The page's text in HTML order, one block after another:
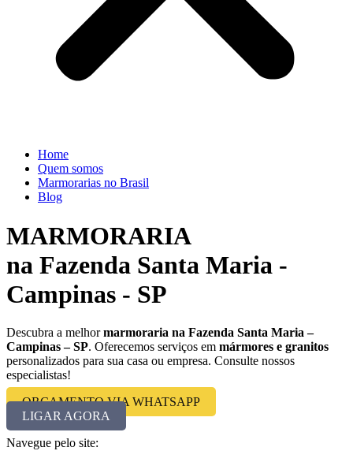
Home
Quem somos
Marmorarias no Brasil
Blog
MARMORARIA
na Fazenda Santa Maria -
Campinas - SP
Descubra a melhormarmoraria na Fazenda Santa Maria –
Campinas – SP. Oferecemos serviços em mármores e granitos
personalizados para sua casa ou empresa. Consulte nossos
especialistas!
ORÇAMENTO VIA WHATSAPP
LIGAR AGORA
Navegue pelo site: